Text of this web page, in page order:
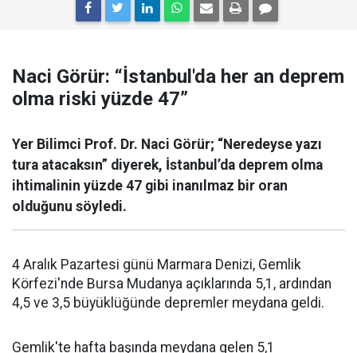
Naci Görür: “İstanbul'da her an deprem
olma riski yüzde 47”
Yer Bilimci Prof. Dr. Naci Görür; “Neredeyse yazı
tura atacaksın” diyerek, İstanbul’da deprem olma
ihtimalinin yüzde 47 gibi inanılmaz bir oran
olduğunu söyledi.
4 Aralık Pazartesi günü Marmara Denizi, Gemlik
Körfezi'nde Bursa Mudanya açıklarında 5,1, ardından
4,5 ve 3,5 büyüklüğünde depremler meydana geldi.
Gemlik'te hafta başında meydana gelen 5,1